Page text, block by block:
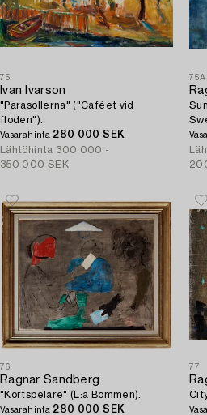
75
Ivan Ivarson
"Parasollerna" ("Caféet vid
floden").
Vasarahinta 280 000 SEK
Lähtöhinta 300 000 -
350 000 SEK
75A
76
Ragnar Sandberg
"Kortspelare" (L:a Bommen).
Vasarahinta 280 000 SEK
77